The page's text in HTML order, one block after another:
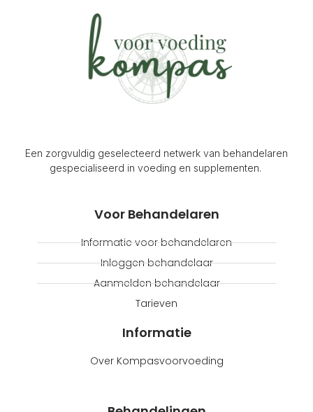
Een zorgvuldig geselecteerd netwerk van behandelaren
gespecialiseerd in voeding en supplementen.
Voor Behandelaren
Informatie voor behandelaren
Inloggen behandelaar
Aanmelden behandelaar
Tarieven
Informatie
Over Kompasvoorvoeding